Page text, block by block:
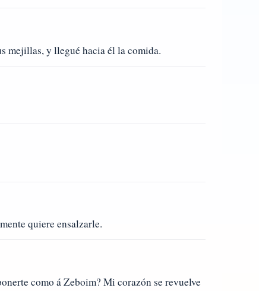
mejillas, y llegué hacia él la comida.
quiere ensalzarle.
como á Zeboim? Mi corazón se revuelve